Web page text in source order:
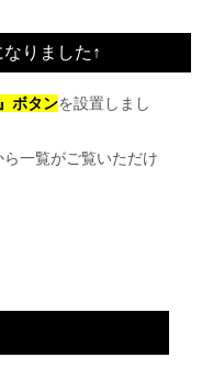
りました↑
ボタンを設置しまし
ら一覧がご覧いただけ